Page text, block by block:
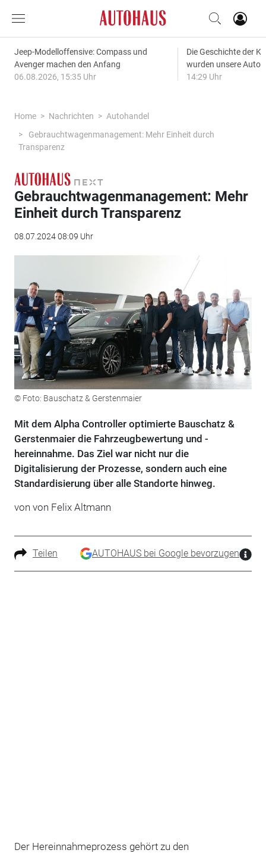
Jeep-Modelloffensive: Compass und
Avenger machen den Anfang
06.08.2026, 15:35 Uhr
Die Geschichte der
wurden unsere
14:29 Uhr
Home Nachrichten
Autohandel
Gebrauchtwagenmanagement: Mehr Einheit durch
Transparenz
Gebrauchtwagenmanagement: Mehr
Einheit durch Transparenz
08.07.2024 08:09 Uhr
© Foto: Bauschatz & Gerstenmaier
Mit dem Alpha Controller optimierte Bauschatz &
Gerstenmaier die Fahrzeugbewertung und -
hereinnahme. Das Ziel war nicht nur die
Digitalisierung der Prozesse, sondern auch eine
Standardisierung über alle Standorte hinweg.
von von Felix Altmann
Teilen AUTOHAUS bei Google bevorzugen
Der Hereinnahmeprozess gehört zu den